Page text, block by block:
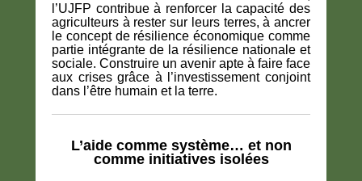
l’UJFP contribue à renforcer la capacité des
agriculteurs à rester sur leurs terres, à ancrer
le concept de résilience économique comme
partie intégrante de la résilience nationale et
sociale. Construire un avenir apte à faire face
aux crises grâce à l’investissement conjoint
dans l’être humain et la terre.
L’aide comme système… et non
comme initiatives isolées